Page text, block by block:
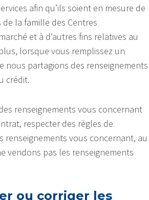
afin qu’ils soient en mesure de
la famille des Centres
et à d’autres fins relatives au
lorsque vous remplissez un
nous partagions des renseignements
crédit.
renseignements vous concernant
respecter des règles de
vous concernant, au
vendons pas les renseignements
ou corriger les